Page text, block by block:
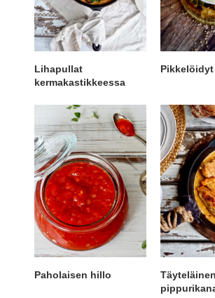
Lihapullat
kermakastikkeessa
Paholaisen hillo
Täyteläinen